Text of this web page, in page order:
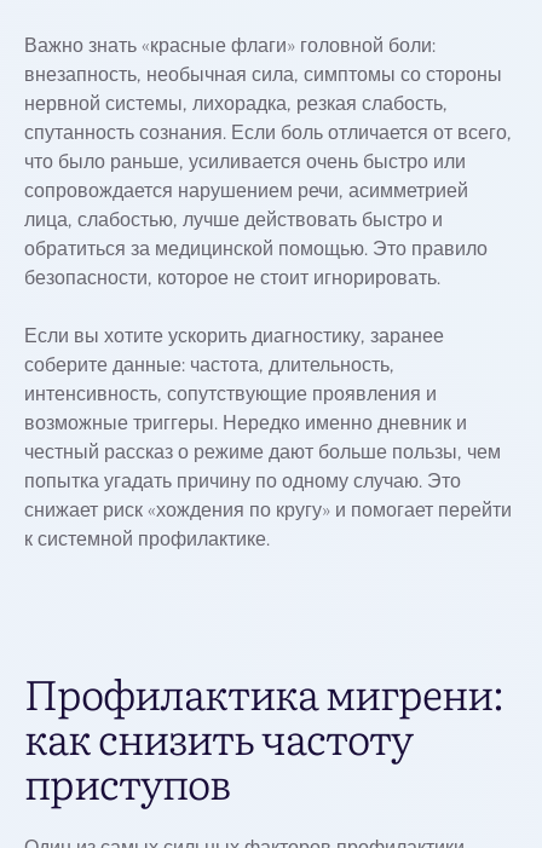
Важно знать «красные флаги» головной боли:
внезапность, необычная сила, симптомы со стороны
нервной системы, лихорадка, резкая слабость,
спутанность сознания. Если боль отличается от всего,
что было раньше, усиливается очень быстро или
сопровождается нарушением речи, асимметрией
лица, слабостью, лучше действовать быстро и
обратиться за медицинской помощью. Это правило
безопасности, которое не стоит игнорировать.
Если вы хотите ускорить диагностику, заранее
соберите данные: частота, длительность,
интенсивность, сопутствующие проявления и
возможные триггеры. Нередко именно дневник и
честный рассказ о режиме дают больше пользы, чем
попытка угадать причину по одному случаю. Это
снижает риск «хождения по кругу» и помогает перейти
к системной профилактике.
Профилактика мигрени:
как снизить частоту
приступов